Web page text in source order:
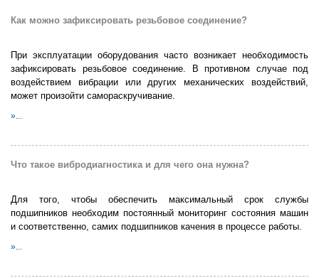
Как можно зафиксировать резьбовое соединение?
При эксплуатации оборудования часто возникает необходимость
зафиксировать резьбовое соединение. В противном случае под
воздействием вибрации или других механических воздействий,
может произойти самораскручивание.
»...
Что такое вибродиагностика и для чего она нужна?
Для того, чтобы обеспечить максимальный срок службы
подшипников необходим постоянный мониторинг состояния машин
и соответственно, самих подшипников качения в процессе работы.
»...